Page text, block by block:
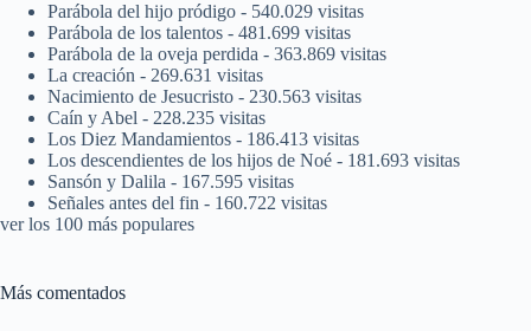
Parábola del hijo pródigo - 540.029 visitas
Parábola de los talentos - 481.699 visitas
Parábola de la oveja perdida - 363.869 visitas
La creación - 269.631 visitas
Nacimiento de Jesucristo - 230.563 visitas
Caín y Abel - 228.235 visitas
Los Diez Mandamientos - 186.413 visitas
Los descendientes de los hijos de Noé - 181.693 visitas
Sansón y Dalila - 167.595 visitas
Señales antes del fin - 160.722 visitas
ver los 100 más populares
Más comentados